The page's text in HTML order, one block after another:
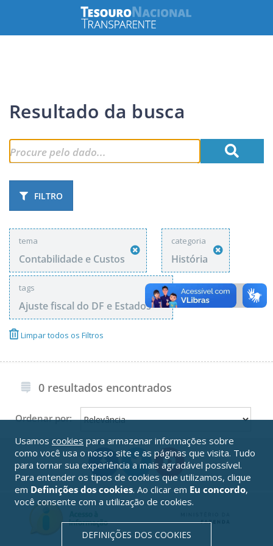
Resultado da busca
FILTRO
tema
Contabilidade e Custos
categoria
História
tags
Ajuste fiscal do DF e Estados
Limpar todos os Filtros
0 resultados encontrados
Ordenar por:
Usamos cookies para armazenar informações sobre
como você usa o nosso site e as páginas que visita. Tudo
para tornar sua experiência a mais agradável possível.
Para entender os tipos de cookies que utilizamos, clique
em Definições dos cookies. Ao clicar em Eu concordo,
você consente com a utilização de cookies.
DEFINIÇÕES DOS COOKIES